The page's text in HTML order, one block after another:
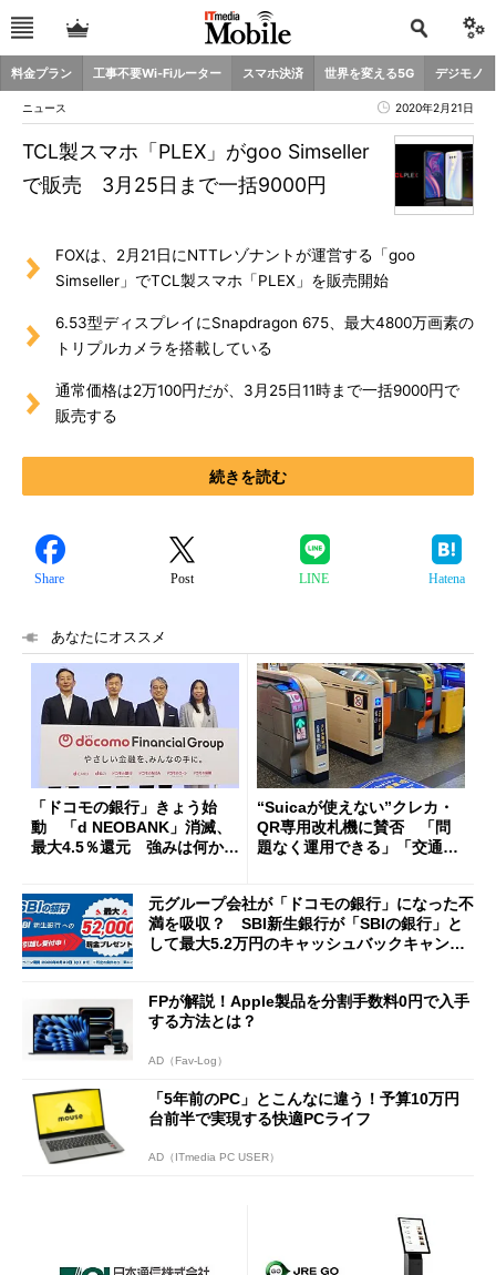
料金プラン 工事不要Wi-Fiルーター スマホ決済 世界を変える5G デジモノ
ニュース 2020年2月21日
TCL製スマホ「PLEX」がgoo Simseller
で販売 3月25日まで一括9000円
FOXは、2月21日にNTTレゾナントが運営する「goo
Simseller」でTCL製スマホ「PLEX」を販売開始
6.53型ディスプレイにSnapdragon 675、最大4800万画素の
トリプルカメラを搭載している
通常価格は2万100円だが、3月25日11時まで一括9000円で
販売する
続きを読む
Share Post LINE Hatena
あなたにオススメ
「ドコモの銀行」きょう始
動 「d NEOBANK」消滅、
最大4.5％還元 強みは何か解
“Suicaが使えない”クレカ・
QR専用改札機に賛否 「問
題なく運用できる」「交通系I
元グループ会社が「ドコモの銀行」になった不
満を吸収？ SBI新生銀行が「SBIの銀行」と
して最大5.2万円のキャッシュバックキャンペ
FPが解説！Apple製品を分割手数料0円で入手
する方法とは？
AD（Fav-Log）
「5年前のPC」とこんなに違う！予算10万円
台前半で実現する快適PCライフ
AD（ITmedia PC USER）